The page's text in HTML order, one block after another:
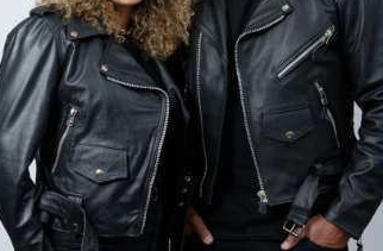
despojado e pode ser usado em diversas